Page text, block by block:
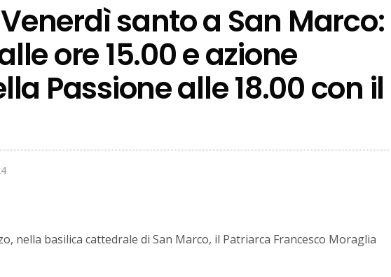
santo a San Marco:
ore 15.00 e azione
Passione alle 18.00 con il
nella basilica cattedrale di San Marco, il Patriarca Francesco Moraglia